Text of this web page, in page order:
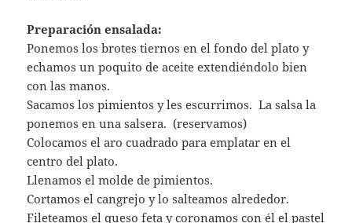
Preparación ensalada:
Ponemos los brotes tiernos en el fondo del plato y
echamos un poquito de aceite extendiéndolo bien
con las manos.
Sacamos los pimientos y les escurrimos. La salsa la
ponemos en una salsera. (reservamos)
Colocamos el aro cuadrado para emplatar en el
centro del plato.
Llenamos el molde de pimientos.
Cortamos el cangrejo y lo salteamos alrededor.
Fileteamos el queso feta y coronamos con él el pastel